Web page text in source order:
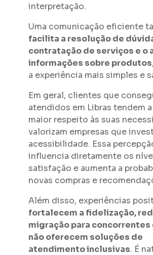
interpretação.
Uma comunicação eficiente
facilita a resolução de
contratação de serviços e o
informações sobre produtos
a experiência mais simples e
Em geral, clientes que
atendidos em Libras tendem
maior respeito às suas
valorizam empresas que
acessibilidade. Essa
influencia diretamente os
satisfação e aumenta a
novas compras e
Além disso, experiências
fortalecem a fidelização,
migração para concorrentes
não oferecem soluções de
atendimento inclusivas. É